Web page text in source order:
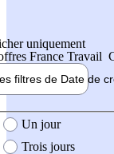
uniquement
France Travail
filtres de Date de
création de l'offre
Un jour
Trois jours